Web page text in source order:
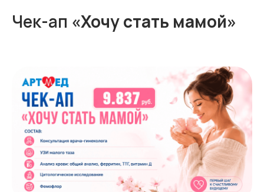
Чек-ап «Хочу стать мамой»
Контакты